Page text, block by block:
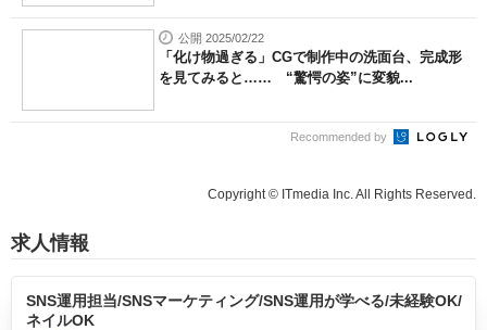
公開 2025/02/22
「化け物過ぎる」CGで制作中の洗面台、完成形
を見てみると…… “驚愕の姿”に変貌...
Recommended by
Copyright © ITmedia Inc. All Rights Reserved.
求人情報
SNS運用担当/SNSマーケティング/SNS運用が学べる/未経験OK/
ネイルOK